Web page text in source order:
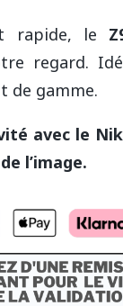
rapide, le
regard.
de gamme.
avec le
l’image.